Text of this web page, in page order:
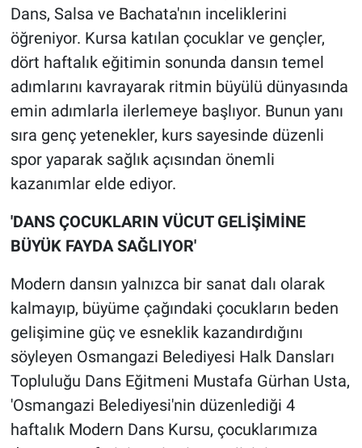
Dans, Salsa ve Bachata'nın inceliklerini
öğreniyor. Kursa katılan çocuklar ve gençler,
dört haftalık eğitimin sonunda dansın temel
adımlarını kavrayarak ritmin büyülü dünyasında
emin adımlarla ilerlemeye başlıyor. Bunun yanı
sıra genç yetenekler, kurs sayesinde düzenli
spor yaparak sağlık açısından önemli
kazanımlar elde ediyor.
'DANS ÇOCUKLARIN VÜCUT GELİŞİMİNE
BÜYÜK FAYDA SAĞLIYOR'
Modern dansın yalnızca bir sanat dalı olarak
kalmayıp, büyüme çağındaki çocukların beden
gelişimine güç ve esneklik kazandırdığını
söyleyen Osmangazi Belediyesi Halk Dansları
Topluluğu Dans Eğitmeni Mustafa Gürhan Usta,
'Osmangazi Belediyesi'nin düzenlediği 4
haftalık Modern Dans Kursu, çocuklarımıza